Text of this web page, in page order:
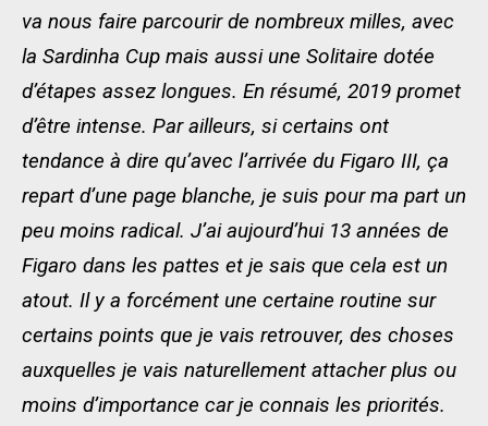
va nous faire parcourir de nombreux milles, avec
la Sardinha Cup mais aussi une Solitaire dotée
d’étapes assez longues. En résumé, 2019 promet
d’être intense. Par ailleurs, si certains ont
tendance à dire qu’avec l’arrivée du Figaro III, ça
repart d’une page blanche, je suis pour ma part un
peu moins radical. J’ai aujourd’hui 13 années de
Figaro dans les pattes et je sais que cela est un
atout. Il y a forcément une certaine routine sur
certains points que je vais retrouver, des choses
auxquelles je vais naturellement attacher plus ou
moins d’importance car je connais les priorités.